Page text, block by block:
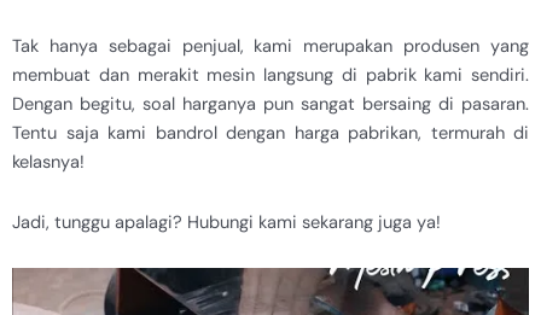
Tak hanya sebagai penjual, kami merupakan produsen yang
membuat dan merakit mesin langsung di pabrik kami sendiri.
Dengan begitu, soal harganya pun sangat bersaing di pasaran.
Tentu saja kami bandrol dengan harga pabrikan, termurah di
kelasnya!
Jadi, tunggu apalagi? Hubungi kami sekarang juga ya!